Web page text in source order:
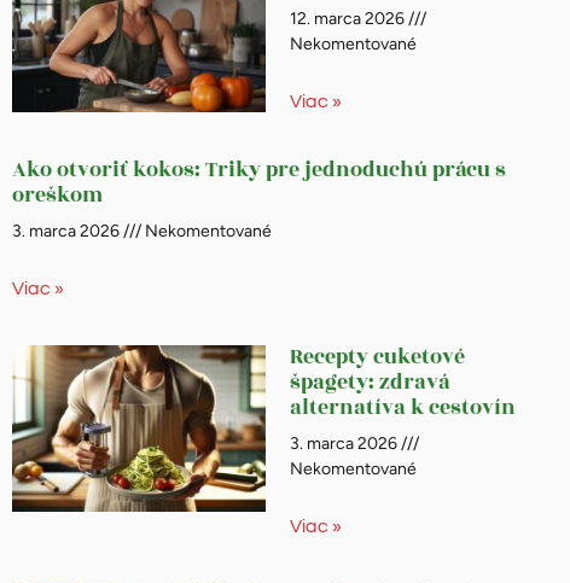
12. marca 2026
Nekomentované
Viac »
Ako otvoriť kokos: Triky pre jednoduchú prácu s
oreškom
3. marca 2026 Nekomentované
Viac »
Recepty cuketové
špagety: zdravá
alternatíva k cestovín
3. marca 2026
Nekomentované
Viac »